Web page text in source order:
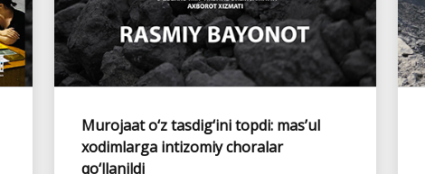
Murojaat o‘z tasdig‘ini topdi: mas’ul
xodimlarga intizomiy choralar
qo‘llanildi